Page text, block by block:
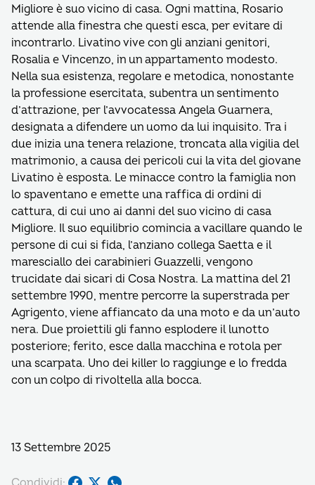
Migliore è suo vicino di casa. Ogni mattina, Rosario
attende alla finestra che questi esca, per evitare di
incontrarlo. Livatino vive con gli anziani genitori,
Rosalia e Vincenzo, in un appartamento modesto.
Nella sua esistenza, regolare e metodica, nonostante
la professione esercitata, subentra un sentimento
d’attrazione, per l’avvocatessa Angela Guarnera,
designata a difendere un uomo da lui inquisito. Tra i
due inizia una tenera relazione, troncata alla vigilia del
matrimonio, a causa dei pericoli cui la vita del giovane
Livatino è esposta. Le minacce contro la famiglia non
lo spaventano e emette una raffica di ordini di
cattura, di cui uno ai danni del suo vicino di casa
Migliore. Il suo equilibrio comincia a vacillare quando le
persone di cui si fida, l’anziano collega Saetta e il
maresciallo dei carabinieri Guazzelli, vengono
trucidate dai sicari di Cosa Nostra. La mattina del 21
settembre 1990, mentre percorre la superstrada per
Agrigento, viene affiancato da una moto e da un’auto
nera. Due proiettili gli fanno esplodere il lunotto
posteriore; ferito, esce dalla macchina e rotola per
una scarpata. Uno dei killer lo raggiunge e lo fredda
con un colpo di rivoltella alla bocca.
13 Settembre 2025